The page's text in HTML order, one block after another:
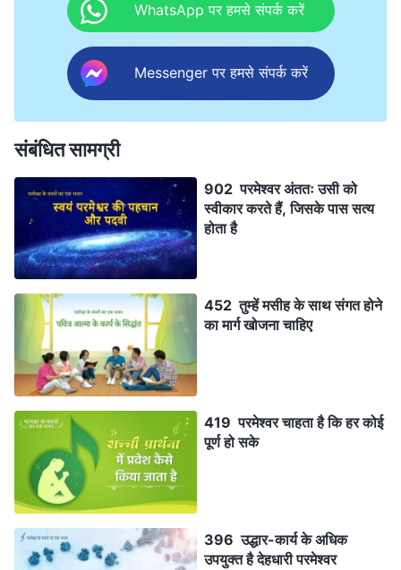
WhatsApp पर हमसे संपर्क करें
Messenger पर हमसे संपर्क करें
संबंधित सामग्री
902 परमेश्वर अंततः उसी को
स्वीकार करते हैं, जिसके पास सत्य
होता है
452 तुम्हें मसीह के साथ संगत होने
का मार्ग खोजना चाहिए
419 परमेश्वर चाहता है कि हर कोई
पूर्ण हो सके
396 उद्धार-कार्य के अधिक
उपयुक्त है देहधारी परमेश्वर